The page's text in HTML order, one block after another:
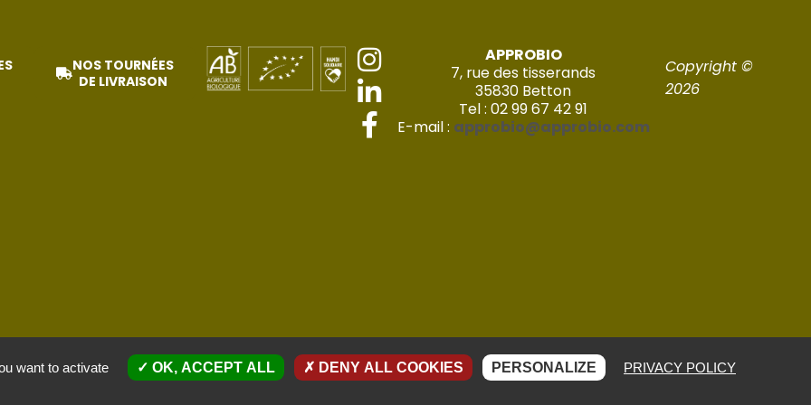
NOS TOURNÉES
DE LIVRAISON
APPROBIO
7, rue des tisserands
35830 Betton
Tel : 02 99 67 42 91
E-mail : approbio@approbio.com
Copyright ©
2026
Politique de confidentialité Réalisé par Imagic – 2022
want to activate OK, ACCEPT ALL DENY ALL COOKIES PERSONALIZE PRIVACY POLICY